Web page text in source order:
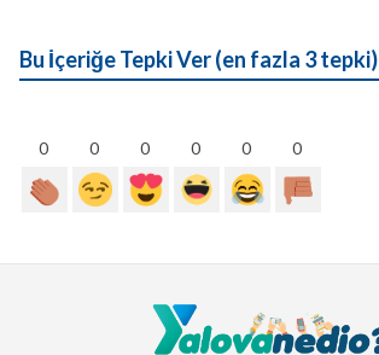
Bu İçeriğe Tepki Ver (en fazla 3 tepki)
0 0 0 0 0 0